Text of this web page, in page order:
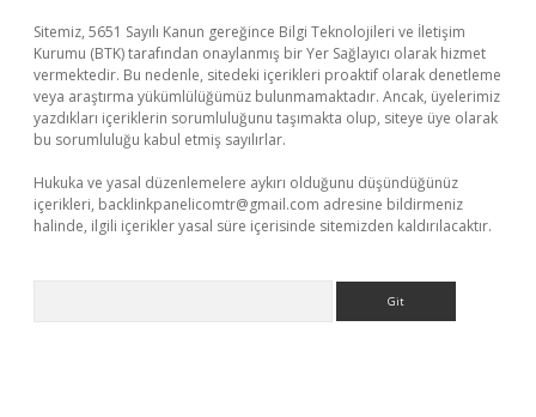
Sitemiz, 5651 Sayılı Kanun gereğince Bilgi Teknolojileri ve İletişim
Kurumu (BTK) tarafından onaylanmış bir Yer Sağlayıcı olarak hizmet
vermektedir. Bu nedenle, sitedeki içerikleri proaktif olarak denetleme
veya araştırma yükümlülüğümüz bulunmamaktadır. Ancak, üyelerimiz
yazdıkları içeriklerin sorumluluğunu taşımakta olup, siteye üye olarak
bu sorumluluğu kabul etmiş sayılırlar.
Hukuka ve yasal düzenlemelere aykırı olduğunu düşündüğünüz
içerikleri, backlinkpanelicomtr@gmail.com adresine bildirmeniz
halinde, ilgili içerikler yasal süre içerisinde sitemizden kaldırılacaktır.